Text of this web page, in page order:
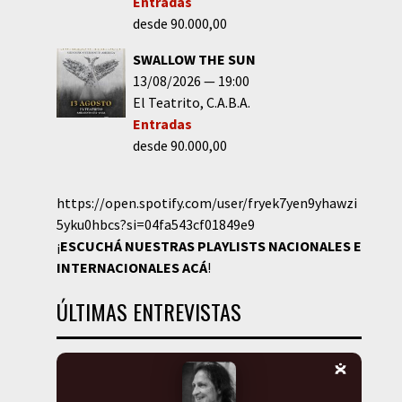
desde 90.000,00
SWALLOW THE SUN
13/08/2026
19:00
El Teatrito C.A.B.A.
Entradas
desde 90.000,00
https://open.spotify.com/user/fryek7yen9yhawzi
5yku0hbcs?si=04fa543cf01849e9
¡ESCUCHÁ NUESTRAS PLAYLISTS NACIONALES E
INTERNACIONALESACÁ!
ÚLTIMAS ENTREVISTAS